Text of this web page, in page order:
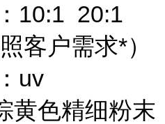
10:1 20:1
客户需求*）
uv
黄色精细粉末